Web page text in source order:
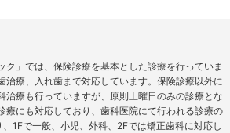
」では、保険診療を基本とした診療を行っていま
療、入れ歯まで対応しています。保険診療以外に
療も行っていますが、原則土曜日のみの診療とな
にも対応しており、歯科医院にて行われる診療の
1Fで一般、小児、外科、2Fでは矯正歯科に対応し